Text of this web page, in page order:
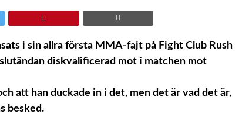
i sin allra första MMA-fajt på Fight Club Rush
diskvalificerad mot i matchen mot
att han duckade in i det, men det är vad det är,
besked.